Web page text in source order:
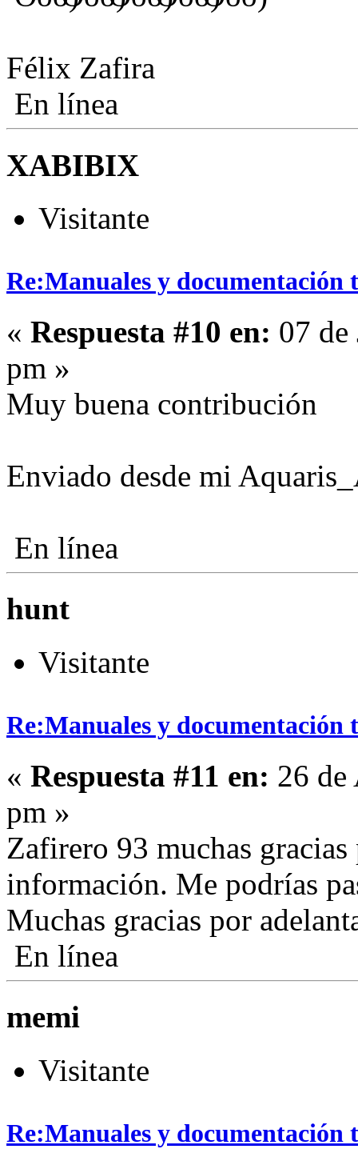
Félix Zafira
En línea
XABIBIX
Visitante
Re:Manuales y documentación
« Respuesta #10 en: 07
pm »
Muy buena contribución
Enviado desde mi
En línea
hunt
Visitante
Re:Manuales y documentación
« Respuesta #11 en: 26 de
pm »
Zafirero 93 muchas
información. Me podrías
Muchas gracias por
En línea
memi
Visitante
Re:Manuales y documentación